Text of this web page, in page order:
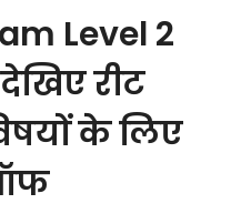
Level 2
रीट
के लिए